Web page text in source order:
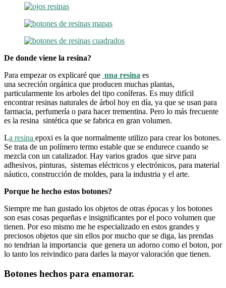
De donde viene la resina?
Para empezar os explicaré que una resina es
una secreción orgánica que producen muchas plantas,
particularmente los arboles del tipo coníferas. Es muy difícil
encontrar resinas naturales de árbol hoy en día, ya que se usan para
farmacia, perfumería o para hacer trementina. Pero lo más frecuente
es la resina sintética que se fabrica en gran volumen.
La resina epoxi es la que normalmente utilizo para crear los botones.
Se trata de un polímero termo estable que se endurece cuando se
mezcla con un catalizador. Hay varios grados que sirve para
adhesivos, pinturas, sistemas eléctricos y electrónicos, para material
náutico, construcción de moldes, para la industria y el arte.
Porque he hecho estos botones?
Siempre me han gustado los objetos de otras épocas y los botones
son esas cosas pequeñas e insignificantes por el poco volumen que
tienen. Por eso mismo me he especializado en estos grandes y
preciosos objetos que sin ellos por mucho que se diga, las prendas
no tendrian la importancia que genera un adorno como el boton, por
lo tanto los reivindico para darles la mayor valoración que tienen.
Botones hechos para enamorar.